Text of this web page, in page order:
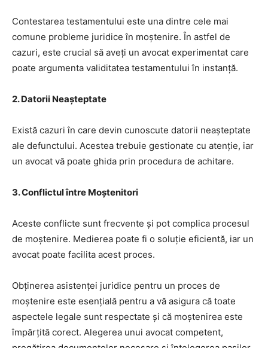
Contestarea testamentului este una dintre cele mai
comune probleme juridice în moștenire. În astfel de
cazuri, este crucial să aveți un avocat experimentat care
poate argumenta validitatea testamentului în instanță.
2.Datorii Neașteptate
Există cazuri în care devin cunoscute datorii neașteptate
ale defunctului. Acestea trebuie gestionate cu atenție, iar
un avocat vă poate ghida prin procedura de achitare.
3.Conflictul între Moștenitori
Aceste conflicte sunt frecvente și pot complica procesul
de moștenire. Medierea poate fi o soluție eficientă, iar un
avocat poate facilita acest proces.
Obținerea asistenței juridice pentru un proces de
moștenire este esențială pentru a vă asigura că toate
aspectele legale sunt respectate și că moștenirea este
împărțită corect. Alegerea unui avocat competent,